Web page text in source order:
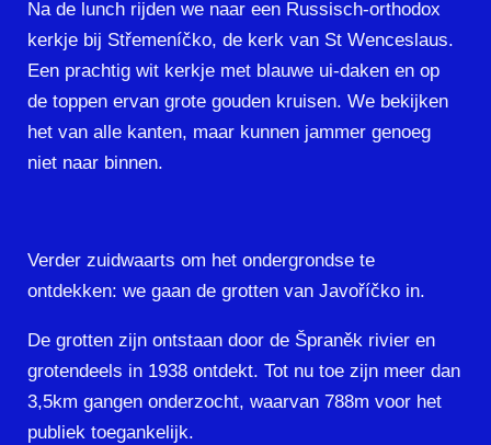
Na de lunch rijden we naar een Russisch-orthodox
kerkje bij Střemeníčko, de kerk van St Wenceslaus.
Een prachtig wit kerkje met blauwe ui-daken en op
de toppen ervan grote gouden kruisen. We bekijken
het van alle kanten, maar kunnen jammer genoeg
niet naar binnen.
Verder zuidwaarts om het ondergrondse te
ontdekken: we gaan de grotten van Javoříčko in.
De grotten zijn ontstaan door de Špraněk rivier en
grotendeels in 1938 ontdekt. Tot nu toe zijn meer dan
3,5km gangen onderzocht, waarvan 788m voor het
publiek toegankelijk.